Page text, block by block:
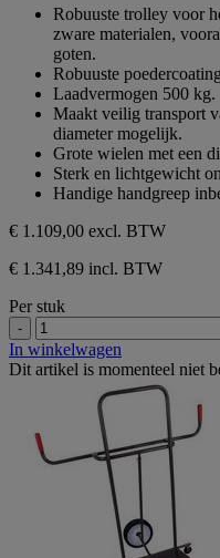
sterren.
Robuuste trolley voor
zware materialen,
goten.
Robuuste
Laadvermogen 500 kg.
Maakt veilig transport
diameter mogelijk.
Grote wielen met een
Sterk en lichtgewicht
Handige handgreep
€ 1.109,00 excl. BTW
€ 1.341,89 incl. BTW
Per stuk
-
In winkelwagen
Dit artikel is momenteel niet